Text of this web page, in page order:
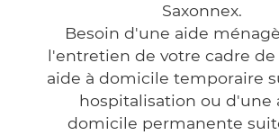
Saxonnex.
Besoin d'une aide
l'entretien de votre cadre de
aide à domicile temporaire
hospitalisation ou d'une
domicile permanente